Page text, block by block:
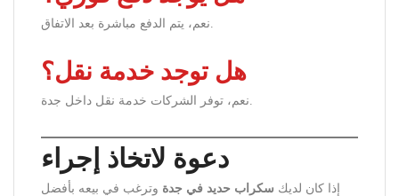
نعم، يتم الدفع مباشرة بعد الاتفاق.
هل توجد خدمة نقل؟
نعم، توفر الشركات خدمة نقل داخل جدة.
دعوة لاتخاذ إجراء
إذا كان لديك سكراب حديد في جدة وترغب في بيعه بأفضل